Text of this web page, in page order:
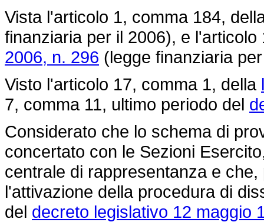
Vista l'articolo 1, comma 184,
finanziaria per il 2006), e
2006, n. 296 (legge finanziaria
Visto l'articolo 17, comma 1, della
7, comma 11, ultimo periodo del
Considerato che lo schema di
concertato con le Sezioni
centrale di rappresentanza e
l'attivazione della procedura di
del decreto legislativo 12 maggio